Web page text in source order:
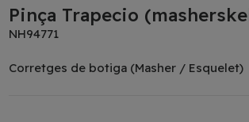
Pinça Trapecio
NH94771
Corretges de botiga (Masher / Esquelet)